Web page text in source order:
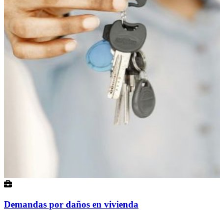
Demandas por daños en vivienda